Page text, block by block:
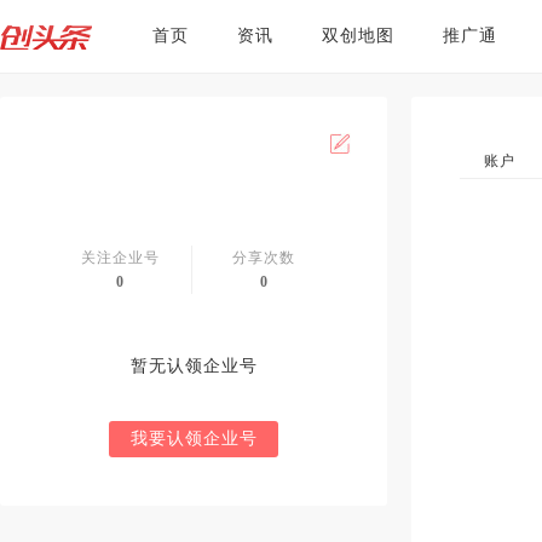
首页 资讯 双创地图 推广通
关注企业号
0
分享次数
0
暂无认领企业号
我要认领企业号
账户